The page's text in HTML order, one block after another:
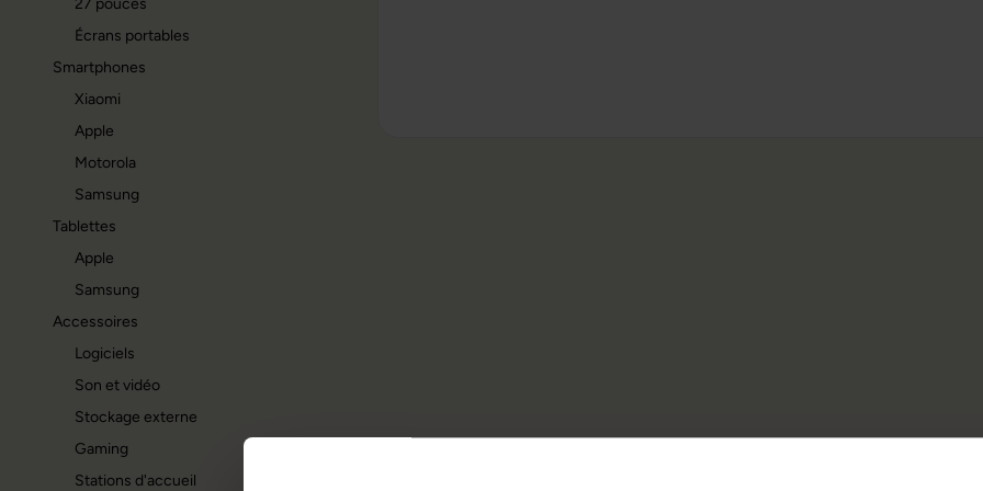
27 pouces
Écrans portables
Smartphones
Xiaomi
Apple
Motorola
Samsung
Tablettes
Apple
Samsung
Accessoires
Logiciels
Son et vidéo
Stockage externe
Gaming
Stations d'accueil